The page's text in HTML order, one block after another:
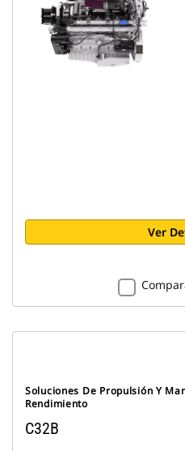
Ver
Soluciones De Propulsión Y
Rendimiento
C32B